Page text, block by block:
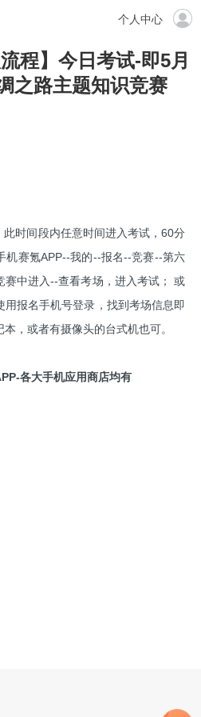
个人中心
程】今日考试-即5月
之路主题知识竞赛
时间段内任意时间进入考试，60分
机赛氪APP--我的--报名--竞赛--第六
赛中进入--查看考场，进入考试； 或
报名手机号登录，找到考场信息即
，或者有摄像头的台式机也可。
各大手机应用商店均有